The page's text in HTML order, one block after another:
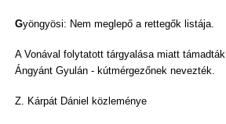
Gyöngyösi: Nem meglepő a rettegők listája.
A Vonával folytatott tárgyalása miatt támadták
Ángyánt Gyulán - kútmérgezőnek nevezték.
Z. Kárpát Dániel közleménye